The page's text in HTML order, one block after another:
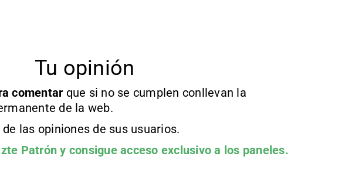
Tu opinión
comentar que si no se cumplen conllevan la
de la web.
las opiniones de sus usuarios.
Patrón y consigue acceso exclusivo a los paneles.